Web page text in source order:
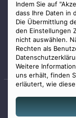
Indem Sie auf
dass Ihre Daten in
Die Übermittlung
den Einstellungen
nicht auswählen.
Rechten als
Weitere
uns erhält, finden
erläutert, wie
© 2026 Benu GmbH.